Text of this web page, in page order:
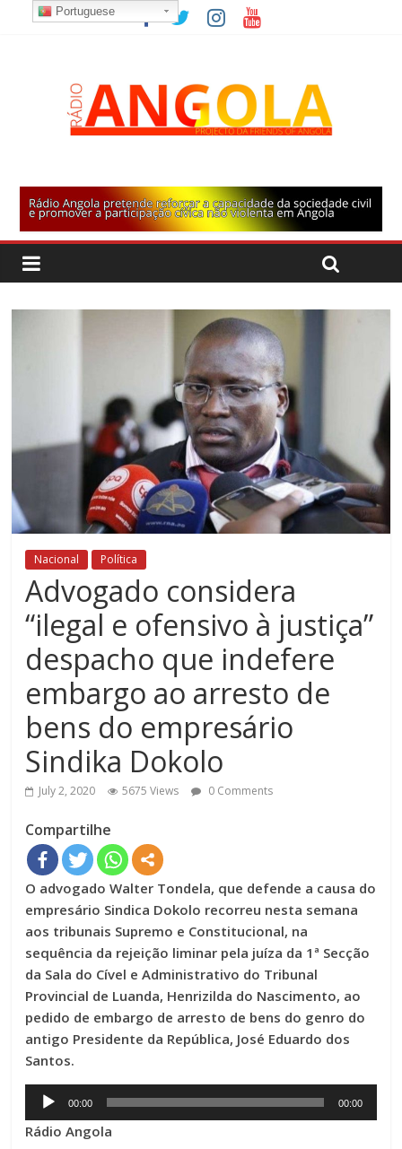
Nacional Política
Advogado considera
“ilegal e ofensivo à justiça”
despacho que indefere
embargo ao arresto de
bens do empresário
Sindika Dokolo
July 2, 2020 5675 Views 0 Comments
Compartilhe
O advogado Walter Tondela, que defende a causa do
empresário Sindica Dokolo recorreu nesta semana
aos tribunais Supremo e Constitucional, na
sequência da rejeição liminar pela juíza da 1ª Secção
da Sala do Cível e Administrativo do Tribunal
Provincial de Luanda, Henrizilda do Nascimento, ao
pedido de embargo de arresto de bens do genro do
antigo Presidente da República, José Eduardo dos
Santos.
Audio
Player
00:00 00:00
Rádio Angola
Portuguese